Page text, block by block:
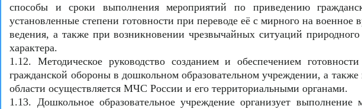
способы и сроки выполнения мероприятий по приведению
установленные степени готовности при переводе её с мирного на военное
ведения, а также при возникновении чрезвычайных ситуаций природного
характера.
1.12. Методическое руководство созданием и обеспечением
гражданской обороны в дошкольном образовательном учреждении, а также
области осуществляется МЧС России и его территориальными органами.
1.13. Дошкольное образовательное учреждение организует выполнение